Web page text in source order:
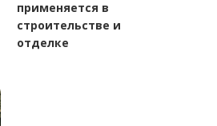
применяется в
строительстве и
отделке